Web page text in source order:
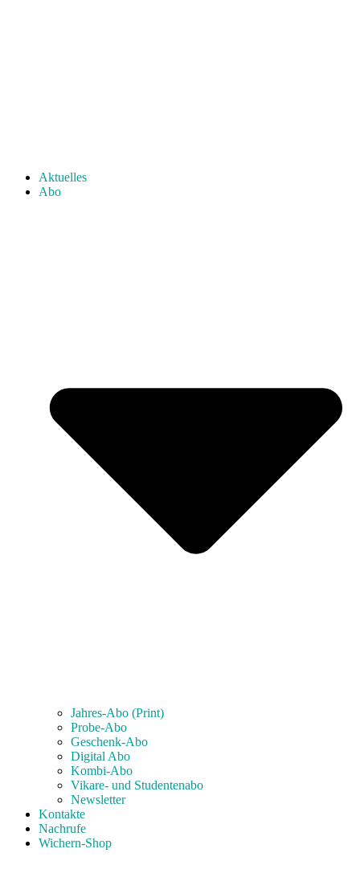
Aktuelles
Abo
Jahres-Abo (Print)
Probe-Abo
Geschenk-Abo
Digital Abo
Kombi-Abo
Vikare- und Studentenabo
Newsletter
Kontakte
Nachrufe
Wichern-Shop